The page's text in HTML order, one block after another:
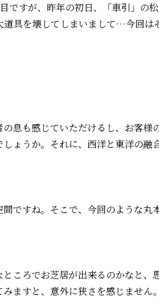
ですが、昨年の初日、「車引」の
道具を壊してしまいまして…今回は
息も感じていただけるし、お客様
ょうか。それに、西洋と東洋の融
ですね。そこで、今回のような丸
ころでお芝居が出来るのかなと、
ますと、意外に狭さを感じません。